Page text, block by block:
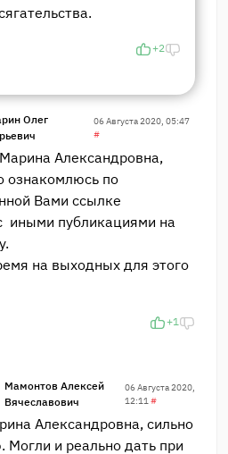
+2
Олег
06 Августа 2020, 05:47
#
Александровна,
ознакомлюсь по
Вами ссылке
иными публикациями на
на выходных для этого
+1
Мамонтов Алексей
Вячеславович
06 Августа 2020,
12:11#
Александровна, сильно
Могли и реально дать при